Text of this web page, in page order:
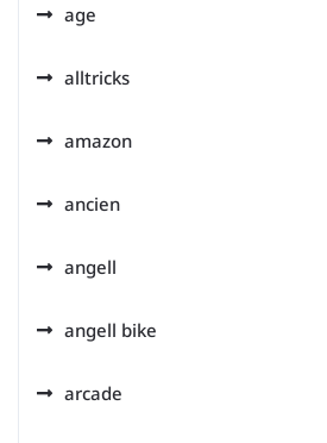
age
alltricks
amazon
ancien
angell
angell bike
arcade